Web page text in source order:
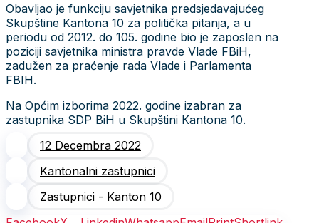
Obavljao je funkciju savjetnika predsjedavajućeg
Skupštine Kantona 10 za politička pitanja, a u
periodu od 2012. do 105. godine bio je zaposlen na
poziciji savjetnika ministra pravde Vlade FBiH,
zadužen za praćenje rada Vlade i Parlamenta
FBIH.
Na Općim izborima 2022. godine izabran za
zastupnika SDP BiH u Skupštini Kantona 10.
12 Decembra 2022
Kantonalni zastupnici
Zastupnici - Kanton 10